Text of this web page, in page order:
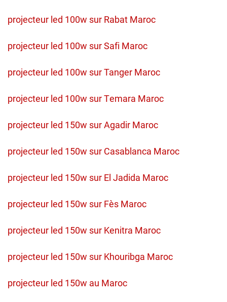
projecteur led 100w sur Rabat Maroc
projecteur led 100w sur Safi Maroc
projecteur led 100w sur Tanger Maroc
projecteur led 100w sur Temara Maroc
projecteur led 150w sur Agadir Maroc
projecteur led 150w sur Casablanca Maroc
projecteur led 150w sur El Jadida Maroc
projecteur led 150w sur Fès Maroc
projecteur led 150w sur Kenitra Maroc
projecteur led 150w sur Khouribga Maroc
projecteur led 150w au Maroc